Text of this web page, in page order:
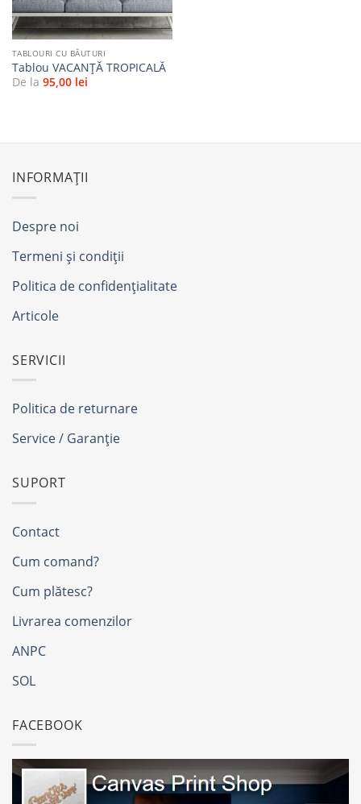
TABLOURI CU BĂUTURI
Tablou VACANŢĂ TROPICALĂ
De la 95,00 lei
INFORMAȚII
Despre noi
Termeni și condiții
Politica de confidențialitate
Articole
SERVICII
Politica de returnare
Service / Garanție
SUPORT
Contact
Cum comand?
Cum plătesc?
Livrarea comenzilor
ANPC
SOL
FACEBOOK